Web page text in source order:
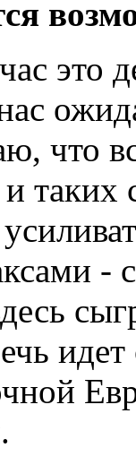
это
что
таких